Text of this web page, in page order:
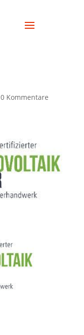
0 Kommentare